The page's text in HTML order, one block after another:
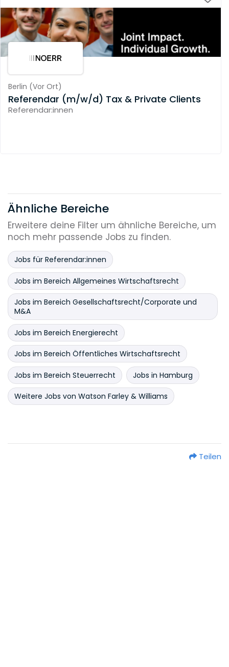
Berlin (Vor Ort)
Referendar (m/w/d) Tax & Private Clients
Referendar:innen
Ähnliche Bereiche
Erweitere deine Filter um ähnliche Bereiche, um
noch mehr passende Jobs zu finden.
Jobs für Referendar:innen
Jobs im Bereich Allgemeines Wirtschaftsrecht
Jobs im Bereich Gesellschaftsrecht/Corporate und
M&A
Jobs im Bereich Energierecht
Jobs im Bereich Öffentliches Wirtschaftsrecht
Jobs im Bereich Steuerrecht Jobs in Hamburg
Weitere Jobs von Watson Farley & Williams
Teilen